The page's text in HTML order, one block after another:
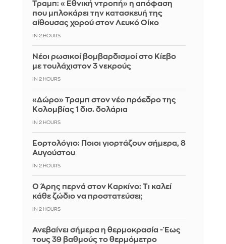
Τραμπ: «Εθνική ντροπή» η απόφαση
που μπλοκάρει την κατασκευή της
αίθουσας χορού στον Λευκό Οίκο
IN 2 HOURS
Νέοι ρωσικοί βομβαρδισμοί στο Κίεβο
με τουλάχιστον 3 νεκρούς
IN 2 HOURS
«Δώρο» Τραμπ στον νέο πρόεδρο της
Κολομβίας 1 δισ. δολάρια
IN 2 HOURS
Εορτολόγιο: Ποιοι γιορτάζουν σήμερα, 8
Αυγούστου
IN 2 HOURS
Ο Άρης περνά στον Καρκίνο: Τι καλεί
κάθε ζώδιο να προστατεύσει;
IN 2 HOURS
Ανεβαίνει σήμερα η θερμοκρασία - Έως
τους 39 βαθμούς το θερμόμετρο